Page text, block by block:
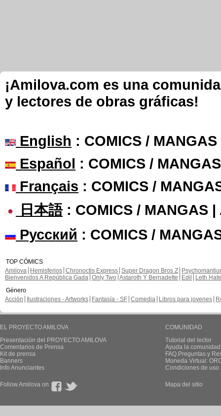
¡Amilova.com es una
y lectores de obras gráficas!
English : COMICS /
Español : COMICS /
Français : COMICS /
日本語: COMICS / MANGAS |
Русский : COMICS /
TOP CÓMICS
Amilova
Hemisferios Chronoctis Express Super Dragon Bros Z
Bienvenidos A República Gada Only Two Astaroth Y Bernadette Edil
Leth Hate
Género
Acción
Ilustraciones - Artworks Fantasía - SF Comedia Libros para jovenes
EL PROYECTO AMILOVA
Presentación del PROYECTO AMILOVA
Comentarios de Prensa
Kit de prensa
Banners
Info Anunciantes
COMUNIDAD
Tutorial del lector
Ayuda la
FAQ.Preguntas y
Moneda Virtual:
Condiciones de uso
Follow Amilova on Mapa del sitio